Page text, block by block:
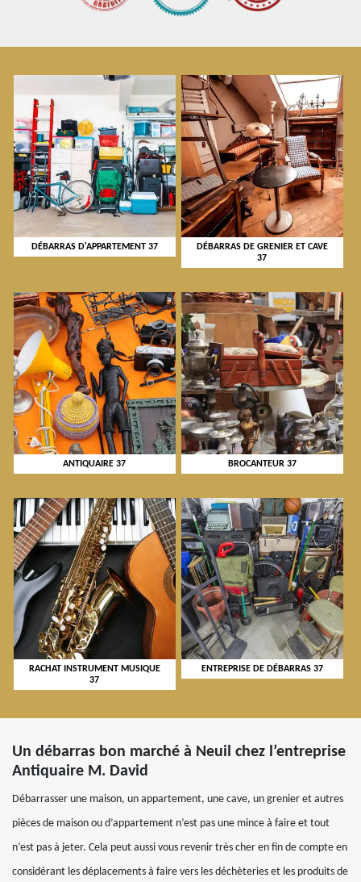
DÉBARRAS D'APPARTEMENT 37
DÉBARRAS DE GRENIER ET CAVE
37
ANTIQUAIRE 37 BROCANTEUR 37
RACHAT INSTRUMENT MUSIQUE
37
ENTREPRISE DE DÉBARRAS 37
Un débarras bon marché à Neuil chez l’entreprise
Antiquaire M. David
Débarrasser une maison, un appartement, une cave, un grenier et autres
pièces de maison ou d’appartement n’est pas une mince à faire et tout
n’est pas à jeter. Cela peut aussi vous revenir très cher en fin de compte en
considérant les déplacements à faire vers les déchèteries et les produits de